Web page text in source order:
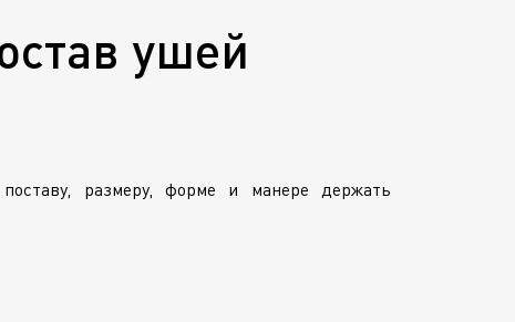
ушей
размеру, форме и манере держать